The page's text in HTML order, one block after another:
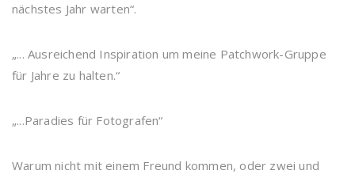
nächstes Jahr warten“.
„... Ausreichend Inspiration um meine Patchwork-Gruppe
für Jahre zu halten.“
„...Paradies für Fotografen“
Warum nicht mit einem Freund kommen, oder zwei und